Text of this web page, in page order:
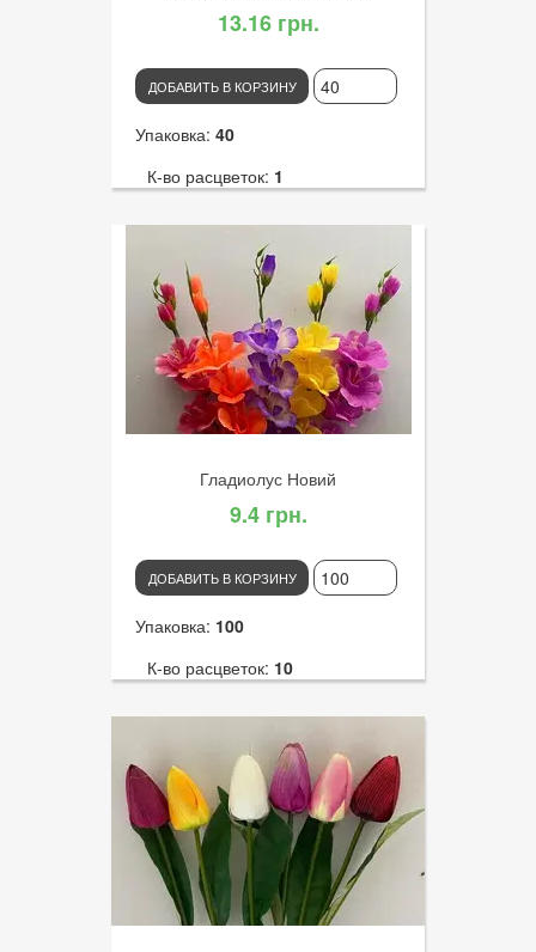
13.16 грн.
ДОБАВИТЬ В КОРЗИНУ
Упаковка: 40
К-во расцветок: 1
К-во голов:
Артикул:2109
Диаметр цветка:10
Гладиолус Новий
9.4 грн.
ДОБАВИТЬ В КОРЗИНУ
Упаковка: 100
К-во расцветок: 10
7
Артикул:3205
Диаметр цветка:
8